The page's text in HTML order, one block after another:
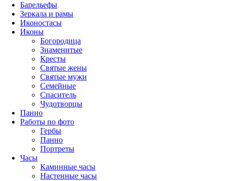
Барельефы
Зеркала и рамы
Иконостасы
Иконы
Богородица
Знаменитые
Кресты
Святые жены
Святые мужи
Семейные
Спаситель
Чудотворцы
Панно
Работы по фото
Гербы
Панно
Портреты
Часы
Каминные часы
Настенные часы